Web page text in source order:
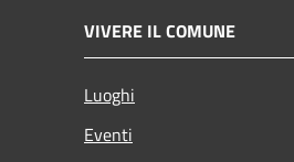
VIVERE IL COMUNE
Luoghi
Eventi